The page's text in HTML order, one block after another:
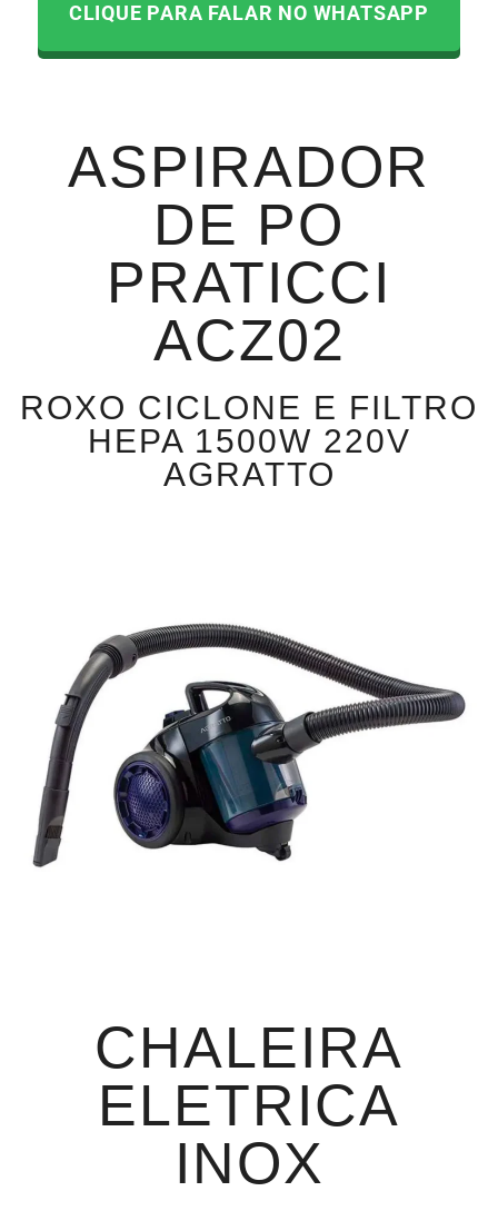
CLIQUE PARA FALAR NO WHATSAPP
ASPIRADOR
DE PO
PRATICCI
ACZ02
ROXO CICLONE E FILTRO
HEPA 1500W 220V
AGRATTO
CHALEIRA
ELETRICA
INOX